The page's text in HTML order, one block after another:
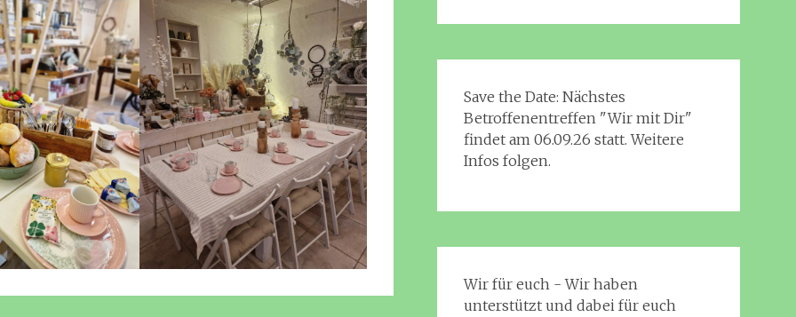
Save the Date: Nächstes
Betroffenentreffen "Wir mit Dir"
findet am 06.09.26 statt. Weitere
Infos folgen.
Wir für euch - Wir haben
unterstützt und dabei für euch